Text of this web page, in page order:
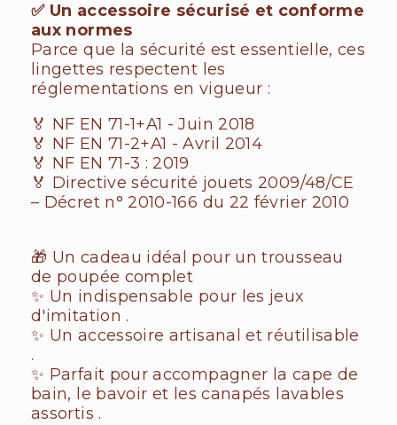
✅ Un accessoire sécurisé et conforme
aux normes
Parce que la sécurité est essentielle, ces
lingettes respectent les
réglementations en vigueur :
🏅 NF EN 71-1+A1 - Juin 2018
🏅 NF EN 71-2+A1 - Avril 2014
🏅 NF EN 71-3 : 2019
🏅 Directive sécurité jouets 2009/48/CE
– Décret n° 2010-166 du 22 février 2010
🎁 Un cadeau idéal pour un trousseau
de poupée complet
✨ Un indispensable pour les jeux
d'imitation .
✨ Un accessoire artisanal et réutilisable
.
✨ Parfait pour accompagner la cape de
bain, le bavoir et les canapés lavables
assortis .